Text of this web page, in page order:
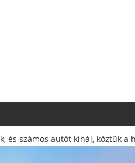
és számos autót kínál, köztük a